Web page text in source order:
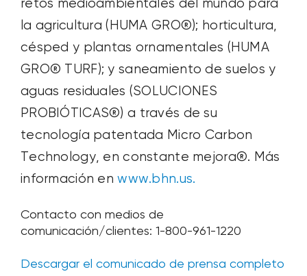
retos medioambientales del mundo para
la agricultura (HUMA GRO®); horticultura,
césped y plantas ornamentales (HUMA
GRO® TURF); y saneamiento de suelos y
aguas residuales (SOLUCIONES
PROBIÓTICAS®) a través de su
tecnología patentada Micro Carbon
Technology, en constante mejora®. Más
información enwww.bhn.us.
Contacto con medios de
comunicación/clientes: 1-800-961-1220
Descargar el comunicado de prensa completo